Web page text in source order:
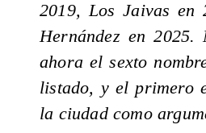
2019, Los Jaivas en
Hernández en 2025.
ahora el sexto
listado, y el primero
la ciudad como